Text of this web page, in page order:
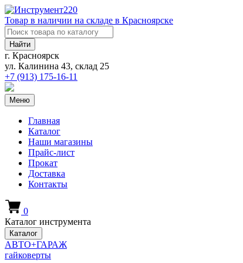
Товар в наличии на складе в Красноярске
Найти
г. Красноярск
ул. Калинина 43, склад 25
+7 (913) 175-16-11
Меню
Главная
Каталог
Наши магазины
Прайс-лист
Прокат
Доставка
Контакты
0
Каталог инструмента
Каталог
АВТО+ГАРАЖ
гайковерты